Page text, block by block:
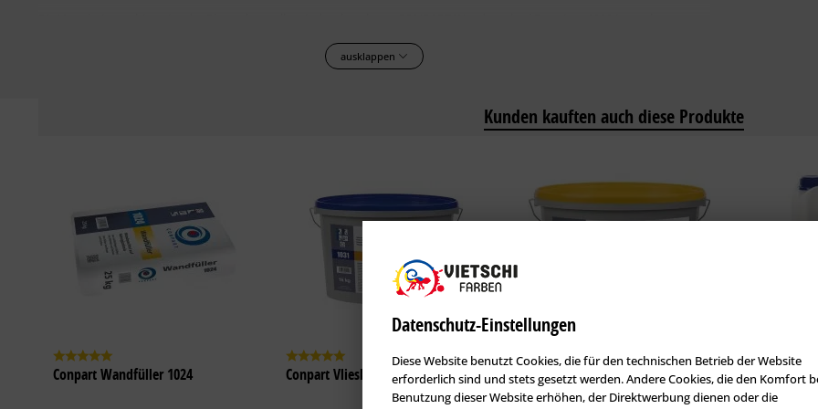
Mit CONPART Wandspachtel Premium 1028 erhält man optimale Untergründe für nachfolgende Tapezier- und
Mit CONPART Wandspachtel Pemium 1028 können Oberflächen nach der Richtlinie Q1 bis Q4 hergestellt werden.
Nicht geeignet für Spachtelarbeiten auf Glas, Kunststoff, Holz, Metall und z.T. Dispersionsuntergründen.
Untergrund
Der Untergrund muss trocken, tragfähig und frei von Trennmitteln (Staub, Schalöl u. ä.) sein.
Alte Tapeten und Leimfarbenanstriche mit CONPART Tapetenablöser 1053 entfernen. Losen Putz entfernen.
Stark saugende, sandende und kreidende Untergründe müssen mit CONPART Acryl Hydrodol ELF 1002 grundiert werden.
ausklappen
Kunden kauften auch diese Produkte
Conpart Wandfüller 1024 Conpart Vlieskleber 1031 - 16 kg Conpart MalerGold LF 2030
Conpart
ELF 1002
Datenschutz-Einstellungen
Diese Website benutzt Cookies, die für den technischen Betrieb der Website
erforderlich sind und stets gesetzt werden. Andere Cookies, die den Komfort
Benutzung dieser Website erhöhen, der Direktwerbung dienen oder die